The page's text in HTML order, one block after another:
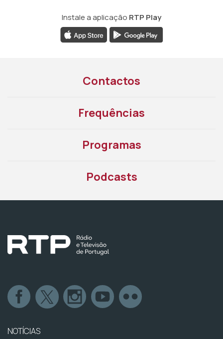
Instale a aplicação RTP Play
Contactos
Frequências
Programas
Podcasts
NOTÍCIAS